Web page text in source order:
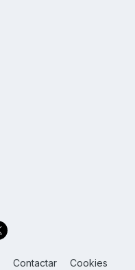
Contactar Cookies